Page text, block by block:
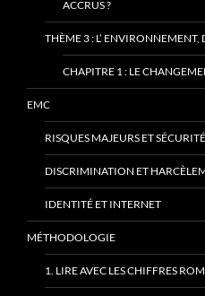
ACCRUS ?
THÈME 3 : L’
CHAPITRE 1 : LE
EMC
RISQUES MAJEURS ET
DISCRIMINATION ET
IDENTITÉ ET INTERNET
MÉTHODOLOGIE
1. LIRE AVEC LES CHIFFRES